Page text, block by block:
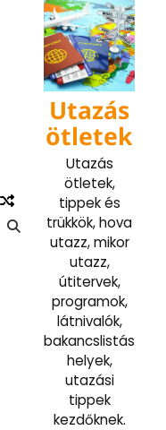
content
Utazás
ötletek
Utazás
ötletek,
tippek és
trükkök, hova
utazz, mikor
utazz,
útitervek,
programok,
látnivalók,
bakancslistás
helyek,
utazási
tippek
kezdőknek.